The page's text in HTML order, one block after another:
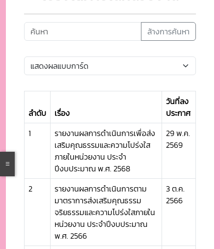
ล้างการค้นหา
ลำดับ เรื่อง
วันที่ลง
ประกาศ
1
รายงานผลการดำเนินการเพื่อส่ง
เสริมคุณธรรมและความโปร่งใส
ภายในหน่วยงาน ประจำ
ปีงบประมาณ พ.ศ. 2568
29 พ.ค.
2569
2
รายงานผลการดำเนินการตาม
มาตราการส่งเสริมคุณธรรม
จริยธรรมและความโปร่งใสภายใน
หน่วยงาน ประจำปีงบประมาณ
พ.ศ. 2566
3 ต.ค.
2566